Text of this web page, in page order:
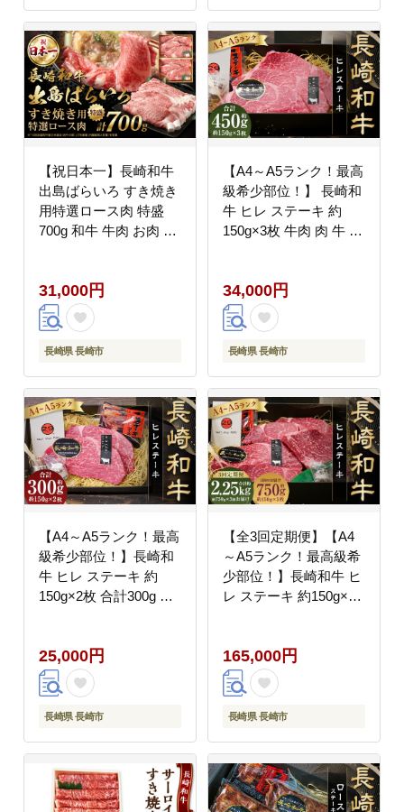
【祝日本一】長崎和牛
出島ばらいろ すき焼き
用特選ロース肉 特盛
700g 和牛 牛肉 お肉 冷
31,000円
長崎県 長崎市
【A4～A5ランク！最高
級希少部位！】 長崎和
牛 ヒレ ステーキ 約
150g×3枚 牛肉 肉 牛 和
34,000円
長崎県 長崎市
【A4～A5ランク！最高
級希少部位！】長崎和
牛 ヒレ ステーキ 約
150g×2枚 合計300g 牛
25,000円
長崎県 長崎市
【全3回定期便】【A4
～A5ランク！最高級希
少部位！】長崎和牛 ヒ
レ ステーキ 約150g×5
レステーキ 焼肉 バーベ
キュー BBQ 長崎
165,000円
長崎県 長崎市